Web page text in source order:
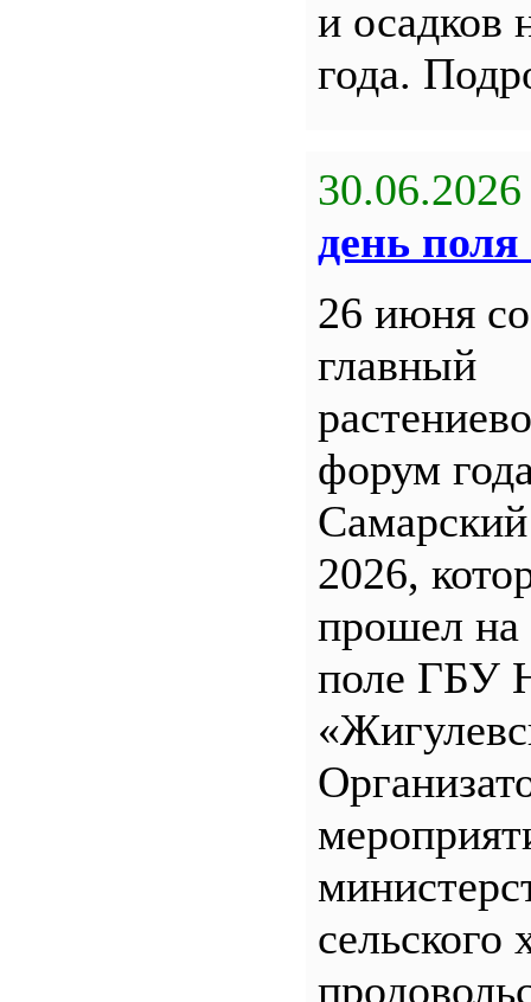
и осадков
года.
30.06.2026
день поля
26 июня
главный
форум
2026,
прошел
поле ГБУ
сельского